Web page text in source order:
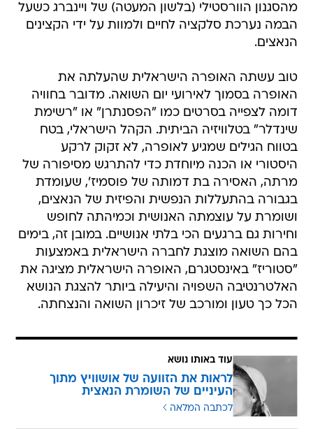
מהסגנון הוורסטילי (בלשון המעטה) של ויינברג כשעל
הבמה נערכת סלקציה לחיים ולמוות על ידי הקצינים
הנאצים.
טוב עשתה האופרה הישראלית שהעלתה את
האופרה בסמוך לאירועי יום השואה. מדובר בחוויה
דומה לצפייה בסרטים כמו "הפסנתרן" או "רשימת
שינדלר" בטלוויזיה הביתית. הקהל הישראלי, בטח
בטווח הגילים שמגיע לאופרה, לא זקוק לרקע
היסטורי או הכנה מיוחדת כדי להתרגש מסיפורה של
מרתה, האסירה בת דמותה של פוסמיז', שעומדת
בגבורה בהתעללות הנפשית והפיזית של הנאצים,
ושומרת על עוצמתה האנושית וכמיהתה לחופש
וחירות גם ברגעים הכי בלתי אנושיים. במובן זה, בימים
בהם השואה מוצגת לחברה הישראלית באמצעות
"סטוריז" באינסטגרם, האופרה הישראלית מציגה את
האלטרנטיבה השפויה והיעילה ביותר להצגת הנושא
הכל כך טעון ומורכב של זיכרון השואה והנצחתה.
עוד באותו נושא
לראות את הזוועה של אושוויץ מתוך
העיניים של השומרת הנאצית
לכתבה המלאה